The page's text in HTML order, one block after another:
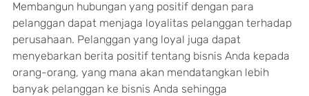
Membangun hubungan yang positif dengan para
pelanggan dapat menjaga loyalitas pelanggan terhadap
perusahaan. Pelanggan yang loyal juga dapat
menyebarkan berita positif tentang bisnis Anda kepada
orang-orang, yang mana akan mendatangkan lebih
banyak pelanggan ke bisnis Anda sehingga